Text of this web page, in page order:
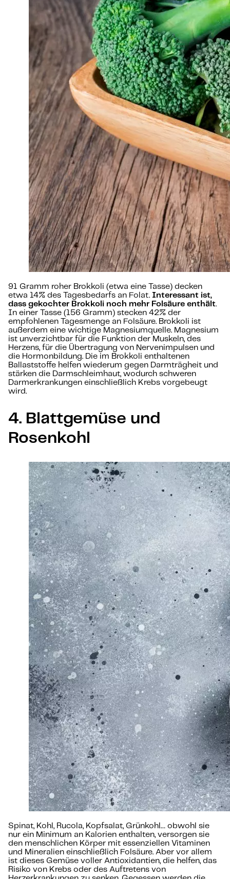
91 Gramm roher Brokkoli (etwa eine Tasse) decken
etwa 14% des Tagesbedarfs an Folat. Interessant ist,
dass gekochter Brokkoli noch mehr Folsäure enthält.
In einer Tasse (156 Gramm) stecken 42% der
empfohlenen Tagesmenge an Folsäure. Brokkoli ist
außerdem eine wichtige Magnesiumquelle. Magnesium
ist unverzichtbar für die Funktion der Muskeln, des
Herzens, für die Übertragung von Nervenimpulsen und
die Hormonbildung. Die im Brokkoli enthaltenen
Ballaststoffe helfen wiederum gegen Darmträgheit und
stärken die Darmschleimhaut, wodurch schweren
Darmerkrankungen einschließlich Krebs vorgebeugt
wird.
4. Blattgemüse und
Rosenkohl
Spinat, Kohl, Rucola, Kopfsalat, Grünkohl… obwohl sie
nur ein Minimum an Kalorien enthalten, versorgen sie
den menschlichen Körper mit essenziellen Vitaminen
und Mineralien einschließlich Folsäure. Aber vor allem
ist dieses Gemüse voller Antioxidantien, die helfen, das
Risiko von Krebs oder des Auftretens von